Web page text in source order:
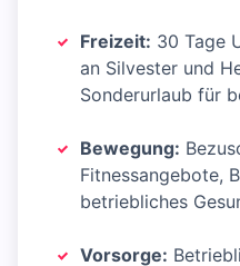
Freizeit: 30 Tage
an Silvester und
Sonderurlaub für
Bewegung:
Fitnessangebote,
betriebliches
Vorsorge: